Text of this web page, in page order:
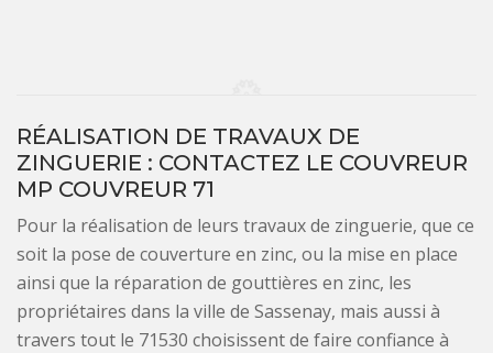
RÉALISATION DE TRAVAUX DE
ZINGUERIE : CONTACTEZ LE COUVREUR
MP COUVREUR 71
Pour la réalisation de leurs travaux de zinguerie, que ce
soit la pose de couverture en zinc, ou la mise en place
ainsi que la réparation de gouttières en zinc, les
propriétaires dans la ville de Sassenay, mais aussi à
travers tout le 71530 choisissent de faire confiance à